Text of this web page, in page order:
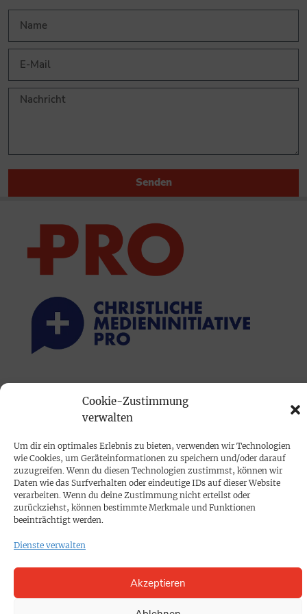
Cookie-Zustimmung
verwalten
Um dir ein optimales Erlebnis zu bieten, verwenden wir Technologien
wie Cookies, um Geräteinformationen zu speichern und/oder darauf
zuzugreifen. Wenn du diesen Technologien zustimmst, können wir
Daten wie das Surfverhalten oder eindeutige IDs auf dieser Website
verarbeiten. Wenn du deine Zustimmung nicht erteilst oder
zurückziehst, können bestimmte Merkmale und Funktionen
beeinträchtigt werden.
Dienste verwalten
Akzeptieren
Senden
Mediadaten
PROKOMPAKT
Impressum
SPENDEN
KONTAKT
Cookie-Richtlinie